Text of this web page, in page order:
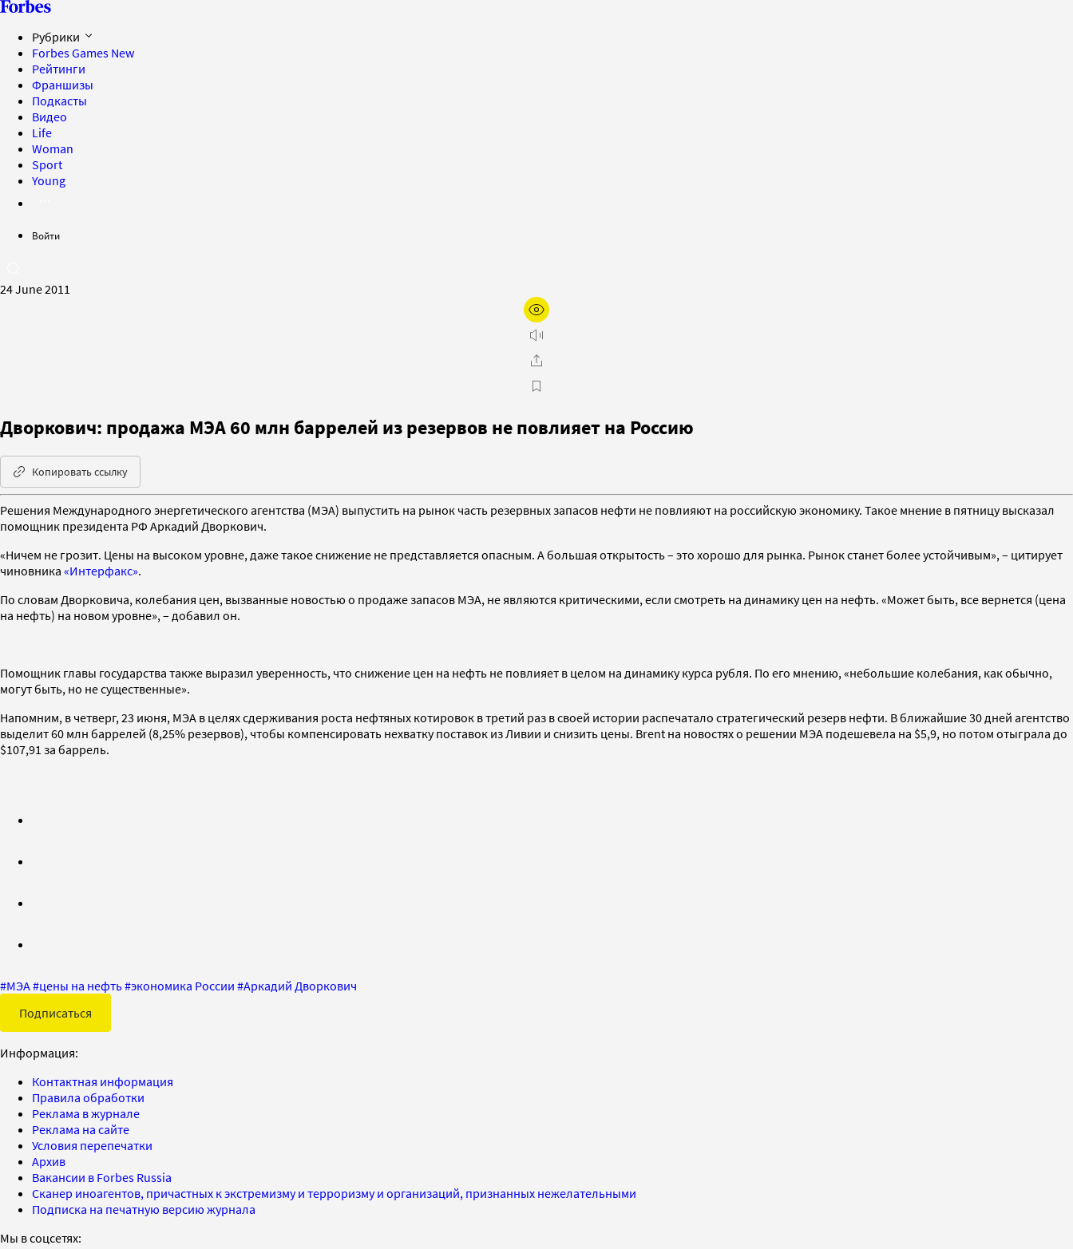
Рубрики
Forbes Games New
Рейтинги
Франшизы
Подкасты
Видео
Life
Woman
Sport
Young
Войти
24 June 2011
Дворкович: продажа МЭА 60 млн баррелей из резервов не повлияет на Россию
Копировать ссылку
Решения Международного энергетического агентства (МЭА) выпустить на рынок часть резервных запасов нефти не повлияют на российскую экономику. Такое мнение в пятницу высказал
помощник президента РФ Аркадий Дворкович.
«Ничем не грозит. Цены на высоком уровне, даже такое снижение не представляется опасным. А большая открытость – это хорошо для рынка. Рынок станет более устойчивым», – цитирует
чиновника «Интерфакс».
По словам Дворковича, колебания цен, вызванные новостью о продаже запасов МЭА, не являются критическими, если смотреть на динамику цен на нефть. «Может быть, все вернется (цена
на нефть) на новом уровне», – добавил он.
Помощник главы государства также выразил уверенность, что снижение цен на нефть не повлияет в целом на динамику курса рубля. По его мнению, «небольшие колебания, как обычно,
могут быть, но не существенные».
Напомним, в четверг, 23 июня, МЭА в целях сдерживания роста нефтяных котировок в третий раз в своей истории распечатало стратегический резерв нефти. В ближайшие 30 дней агентство
выделит 60 млн баррелей (8,25% резервов), чтобы компенсировать нехватку поставок из Ливии и снизить цены. Brent на новостях о решении МЭА подешевела на $5,9, но потом отыграла до
$107,91 за баррель.
#МЭА#цены на нефть#экономика России #Аркадий Дворкович
Подписаться
Информация:
Контактная информация
Правила обработки
Реклама в журнале
Реклама на сайте
Условия перепечатки
Архив
Вакансии в Forbes Russia
Сканер иноагентов, причастных к экстремизму и терроризму и организаций, признанных нежелательными
Подписка на печатную версию журнала
Мы в соцсетях: